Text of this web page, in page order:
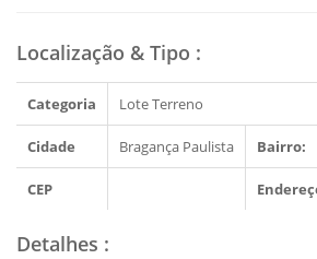
Localização & Tipo :
Categoria Lote Terreno
Cidade Bragança Paulista Bairro:
CEP
Detalhes :